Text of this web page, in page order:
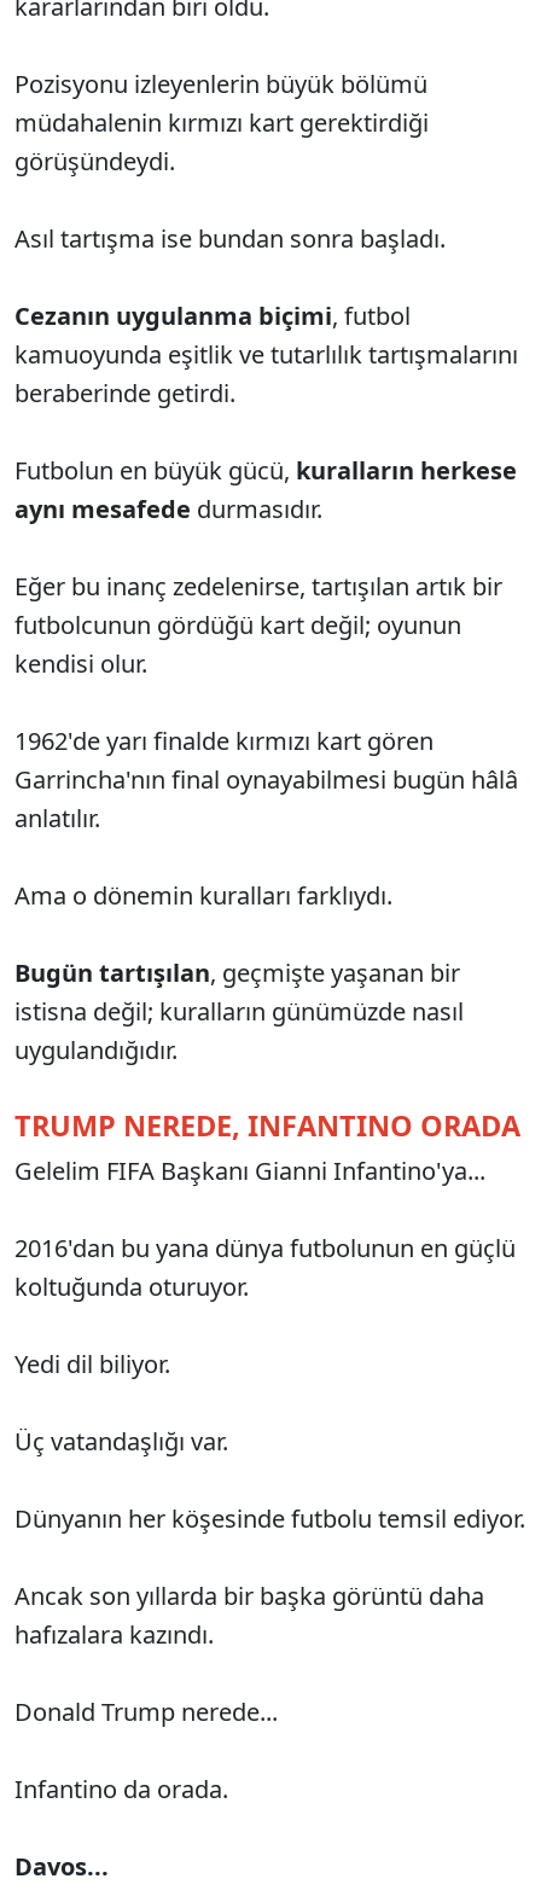
kararlarından biri oldu.
Pozisyonu izleyenlerin büyük bölümü
müdahalenin kırmızı kart gerektirdiği
görüşündeydi.
Asıl tartışma ise bundan sonra başladı.
Cezanın uygulanma biçimi, futbol
kamuoyunda eşitlik ve tutarlılık tartışmalarını
beraberinde getirdi.
Futbolun en büyük gücü, kuralların herkese
aynı mesafede durmasıdır.
Eğer bu inanç zedelenirse, tartışılan artık bir
futbolcunun gördüğü kart değil; oyunun
kendisi olur.
1962'de yarı finalde kırmızı kart gören
Garrincha'nın final oynayabilmesi bugün hâlâ
anlatılır.
Ama o dönemin kuralları farklıydı.
Bugün tartışılan, geçmişte yaşanan bir
istisna değil; kuralların günümüzde nasıl
uygulandığıdır.
TRUMP NEREDE, INFANTINO ORADA
Gelelim FIFA Başkanı Gianni Infantino'ya...
2016'dan bu yana dünya futbolunun en güçlü
koltuğunda oturuyor.
Yedi dil biliyor.
Üç vatandaşlığı var.
Dünyanın her köşesinde futbolu temsil ediyor.
Ancak son yıllarda bir başka görüntü daha
hafızalara kazındı.
Donald Trump nerede...
Infantino da orada.
Davos...